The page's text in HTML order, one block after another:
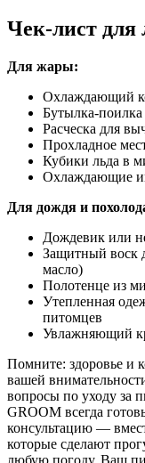
Чек-лист для
Для жары:
Охлаждающий
Бутылка-поилка
Расческа для
Прохладное
Кубики льда в
Охлаждающие
Для дождя и
Дождевик или
Защитный воск
масло)
Полотенце из
Утепленная
питомцев
Увлажняющий
Помните: здоровье и
вашей
вопросы по уходу за
GROOM всегда
консультацию —
которые сделают